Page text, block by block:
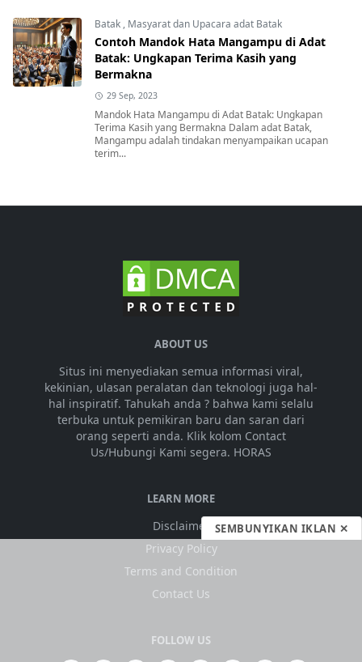
Batak , Masyarat dan Upacara adat Batak
Contoh Mandok Hata Mangampu di Adat
Batak: Ungkapan Terima Kasih yang
Bermakna
29 Sep, 2023
Mandok Hata Mangampu di Adat Batak: Ungkapan
Terima Kasih yang Bermakna Dalam adat Batak,
Mangampu adalah tindakan menyampaikan ucapan
terim...
ABOUT US
Situs ini menyediakan semua informasi viral,
kekinian, ulasan peralatan dan teknologi juga hal-
hal inspiratif. Tahukah anda ? bahwa kami selalu
terbuka untuk pemikiran baru dan saran dari
orang seperti anda. Klik kolom Contact
Us/Hubungi Kami segera. HORAS
LEARN MORE
Disclaimer
Privacy Policy
Terms and Condition
Contact Us
FOLLOW US
SEMBUNYIKAN IKLAN ✕